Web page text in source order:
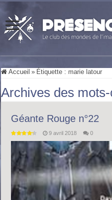
Accueil » Étiquette : marie latour
Archives des
Géante Rouge n°22
9 avril 2018 0